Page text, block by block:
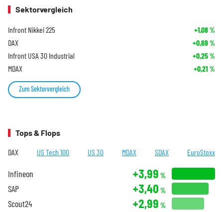
Sektorvergleich
Infront Nikkei 225 +1,08%
DAX +0,69%
Infront USA 30 Industrial +0,25%
MDAX +0,21 %
Zum Sektorvergleich
Tops & Flops
DAX US Tech 100 US 30 MDAX SDAX EuroStoxx
Infineon +3,99 %
SAP +3,40 %
Scout24 +2,99 %